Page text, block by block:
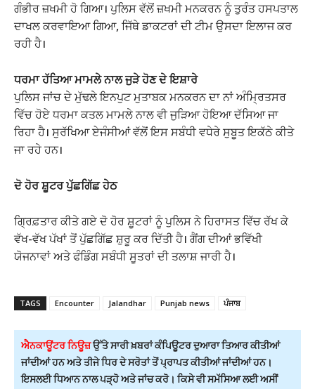
ਗੰਭੀਰ ਜ਼ਖਮੀ ਹੋ ਗਿਆ। ਪੁਲਿਸ ਵੱਲੋਂ ਜ਼ਖਮੀ ਮਨਕਰਨ ਨੂੰ ਤੁਰੰਤ ਹਸਪਤਾਲ
ਦਾਖਲ ਕਰਵਾਇਆ ਗਿਆ, ਜਿੱਥੇ ਡਾਕਟਰਾਂ ਦੀ ਟੀਮ ਉਸਦਾ ਇਲਾਜ ਕਰ
ਰਹੀ ਹੈ।
ਧਰਮਾ ਹੱਤਿਆ ਮਾਮਲੇ ਨਾਲ ਜੁੜੇ ਹੋਣ ਦੇ ਇਸ਼ਾਰੇ
ਪੁਲਿਸ ਜਾਂਚ ਦੇ ਮੁੱਢਲੇ ਇਨਪੁਟ ਮੁਤਾਬਕ ਮਨਕਰਨ ਦਾ ਨਾਂ ਅੰਮ੍ਰਿਤਸਰ
ਵਿੱਚ ਹੋਏ ਧਰਮਾ ਕਤਲ ਮਾਮਲੇ ਨਾਲ ਵੀ ਜੁੜਿਆ ਹੋਇਆ ਦੱਸਿਆ ਜਾ
ਰਿਹਾ ਹੈ। ਸੁਰੱਖਿਆ ਏਜੰਸੀਆਂ ਵੱਲੋਂ ਇਸ ਸਬੰਧੀ ਵਧੇਰੇ ਸੁਬੂਤ ਇਕੱਠੇ ਕੀਤੇ
ਜਾ ਰਹੇ ਹਨ।
ਦੋ ਹੋਰ ਸ਼ੂਟਰ ਪੁੱਛਗਿੱਛ ਹੇਠ
ਗ੍ਰਿਫ਼ਤਾਰ ਕੀਤੇ ਗਏ ਦੋ ਹੋਰ ਸ਼ੂਟਰਾਂ ਨੂੰ ਪੁਲਿਸ ਨੇ ਹਿਰਾਸਤ ਵਿੱਚ ਰੱਖ ਕੇ
ਵੱਖ-ਵੱਖ ਪੱਖਾਂ ਤੋਂ ਪੁੱਛਗਿੱਛ ਸ਼ੁਰੂ ਕਰ ਦਿੱਤੀ ਹੈ। ਗੈਂਗ ਦੀਆਂ ਭਵਿੱਖੀ
ਯੋਜਨਾਵਾਂ ਅਤੇ ਫੰਡਿੰਗ ਸਬੰਧੀ ਸੂਤਰਾਂ ਦੀ ਤਲਾਸ਼ ਜਾਰੀ ਹੈ।
TAGS Encounter Jalandhar Punjab news ਪੰਜਾਬ
ਐਨਕਾਊਂਟਰ ਨਿਊਜ਼ਉੱਤੇ ਸਾਰੀ ਖ਼ਬਰਾਂ ਕੰਪਿਊਟਰ ਦੁਆਰਾ ਤਿਆਰ ਕੀਤੀਆਂ
ਜਾਂਦੀਆਂ ਹਨ ਅਤੇ ਤੀਜੇ ਧਿਰ ਦੇ ਸਰੋਤਾਂ ਤੋਂ ਪ੍ਰਾਪਤ ਕੀਤੀਆਂ ਜਾਂਦੀਆਂ ਹਨ।
ਇਸਲਈ ਧਿਆਨ ਨਾਲ ਪੜ੍ਹੋ ਅਤੇ ਜਾਂਚ ਕਰੋ। ਕਿਸੇ ਵੀ ਸਮੱਸਿਆ ਲਈ ਅਸੀਂ